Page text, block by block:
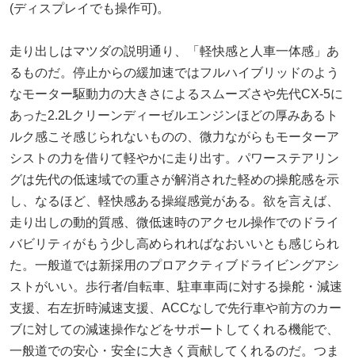
(ディスプレイでも操作可)。
走り出しはマツダの説明通り、「軽快感と人車一体感」あ
るものだ。停止からの緩加速ではフルハイブリッドのよう
なモーター駆動力の大きさによるスムーズさや先代CX-5に
あった2.2Lクリーンディーゼルエンジンほどの厚みあるト
ルク感こそ感じられないものの、微力ながらもモーターア
シストの力を借りて軽やかに走り出す。パワーステアリン
グは先代の低速域での重さが解消された軽めの操舵感を示
し、なるほど、軽快感ある操縦感覚がある。欲を言えば、
走り出しの動的質感、微低速時のアクセル操作でのドライ
バビリティがもう少し高められればなおいいとも感じられ
た。一般道では新採用のプロアクティブドライビングアシ
ストがいい。歩行者/自転車、駐車車両に対する操舵・減速
支援、右左折時減速支援、ACCなしで先行車や前方のカー
ブに対しての減速操作などをサポートしてくれる機能で、
一般道での安心・安全に大きく貢献してくれるのだ。つま